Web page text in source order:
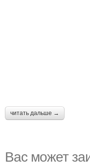
читать дальше →
Вас может